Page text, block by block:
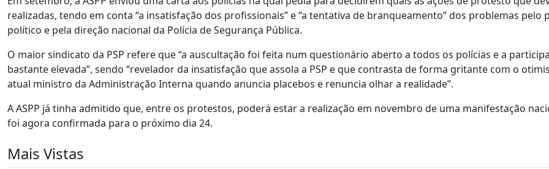
realizadas, tendo em conta “a insatisfação dos profissionais” e “a tentativa de branqueamento” dos problemas pelo
político e pela direção nacional da Polícia de Segurança Pública.
O maior sindicato da PSP refere que “a auscultação foi feita num questionário aberto a todos os polícias e a
bastante elevada”, sendo “revelador da insatisfação que assola a PSP e que contrasta de forma gritante com o
atual ministro da Administração Interna quando anuncia placebos e renuncia olhar a realidade”.
A ASPP já tinha admitido que, entre os protestos, poderá estar a realização em novembro de uma manifestação
foi agora confirmada para o próximo dia 24.
Mais Vistas